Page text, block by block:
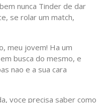
nunca Tinder de dar
se rolar um match,
meu jovem! Ha um
busca do mesmo, e
nao e a sua cara
voce precisa saber como